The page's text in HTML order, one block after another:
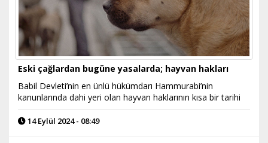
Eski çağlardan bugüne yasalarda; hayvan hakları
Babil Devleti’nin en ünlü hükümdarı Hammurabi’nin
kanunlarında dahi yeri olan hayvan haklarının kısa bir tarihi
14 Eylül 2024 - 08:49